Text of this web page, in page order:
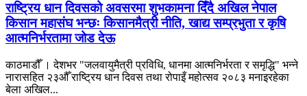
राष्ट्रिय धान दिवसको अवसरमा शुभकामना दिँदै अखिल नेपाल
किसान महासंघ भन्छः किसानमैत्री नीति, खाद्य सम्प्रभुता र कृषि
आत्मनिर्भरतामा जोड देऊ
काठमाडौँ । देशभर "जलवायुमैत्री प्रविधि, धानमा आत्मनिर्भरता र समृद्धि" भन्ने
नारासहित २३औँ राष्ट्रिय धान दिवस तथा रोपाइँ महोत्सव २०८३ मनाइरहेका
बेला अखिल...